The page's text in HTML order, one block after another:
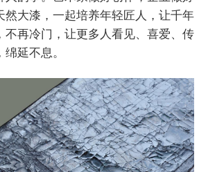
然大漆，一起培养年轻匠人，让千年
不再冷门，让更多人看见、喜爱、传
延不息。